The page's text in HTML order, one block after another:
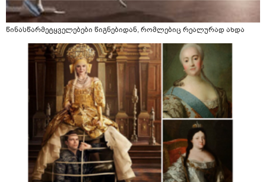
წინასწარმეტყველებები წიგნებიდან, რომლებიც რეალურად ახდა